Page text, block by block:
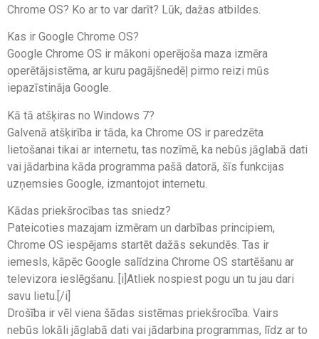
Chrome OS? Ko ar to var darīt? Lūk, dažas atbildes.
Kas ir Google Chrome OS?
Google Chrome OS ir mākoni operējoša maza izmēra
operētājsistēma, ar kuru pagājšnedēļ pirmo reizi mūs
iepazīstināja Google.
Kā tā atšķiras no Windows 7?
Galvenā atšķirība ir tāda, ka Chrome OS ir paredzēta
lietošanai tikai ar internetu, tas nozīmē, ka nebūs jāglabā dati
vai jādarbina kāda programma pašā datorā, šīs funkcijas
uzņemsies Google, izmantojot internetu.
Kādas priekšrocības tas sniedz?
Pateicoties mazajam izmēram un darbības principiem,
Chrome OS iespējams startēt dažās sekundēs. Tas ir
iemesls, kāpēc Google salīdzina Chrome OS startēšanu ar
televizora ieslēgšanu. [i]Atliek nospiest pogu un tu jau dari
savu lietu.[/i]
Drošība ir vēl viena šādas sistēmas priekšrocība. Vairs
nebūs lokāli jāglabā dati vai jādarbina programmas, līdz ar to